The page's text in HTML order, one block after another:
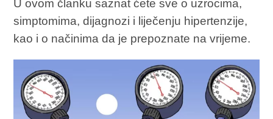
U ovom članku saznat ćete sve o uzrocima,
simptomima, dijagnozi i liječenju hipertenzije,
kao i o načinima da je prepoznate na vrijeme.